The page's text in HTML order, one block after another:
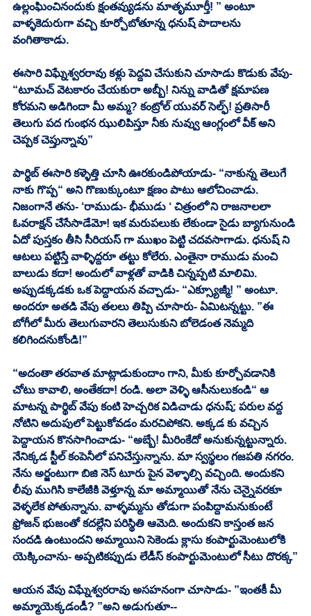
ఉల్లంఘించినందుకు క్షంతవ్యుడను మాతృమూర్తీ! ” అంటూ
వాళ్ళకెదురుగా వచ్చి కూర్చోబోతూన్న ధనుష్ పాదాలను
వంగితాకాడు.
ఈసారి విఘ్నేశ్వరరావు కళ్లు పెద్దవి చేసుకుని చూసాడు కొడుకు వేపు-
“టూమచ్ వెటకారం చేయకురా అబ్బీ! నిన్ను వాడితో క్షమాపణ
కోరమని అడిగిందా మీ అమ్మ? కంట్రోల్ యువర్ సెల్ఫ్! ప్రతిసారీ
తెలుగు పద గుంభన ఝులిపిస్తూ నీకు నువ్వు ఆంగ్లంలో వీక్ అని
చెప్పక చెప్తున్నావు”
పార్థిబ్ ఈసారి కళ్ళెత్తి చూసి ఊరకుండిపోయాడు- “నాకున్న తెలుగే
నాకు గొప్ప“ అని గొణుక్కుంటూ క్షణం పాటు ఆలోచించాడు.
నిజంగానే తను- ‘రాముడు- భీముడు ‘ చిత్రంలో’ని రాజనాలలా
ఓవరాక్షన్ చేసేసాడేమో! ఇక మరుపలుకు లేకుండా సైడు బ్యాగునుండి
ఏదో పుస్తకం తీసి సీరియస్ గా ముఖం పెట్టి చదవసాగాడు. ధనుష్ ని
ఆటలు పట్టిస్తే వాళ్ళిద్దరూ తట్టు కోలేరు. ఎంతైనా రాముడు మంచి
బాలుడు కదా! అందులో వాళ్లతో వాడికి చిన్నప్పటి మాలిమి.
అప్పుడక్కడకు ఒక పెద్దాయన వచ్చాడు- “ఎక్స్యూజ్మీ! ” అంటూ.
అందరూ అతడి వేపు తలలు తిప్పి చూసారు- ఏమిటన్నట్టు. ”ఈ
బోగీలో మీరు తెలుగువారని తెలుసుకుని బోలెడంత నెమ్మది
కలిగిందనుకోండి!”
“అదంతా తరవాత మాట్లాడుకుందాం గాని, మీకు కూర్చోవడానికి
చోటు కావాలి, అంతేకదా! రండి. అలా వెళ్ళి ఆసీనులుకండి“ ఆ
మాటన్న పార్థిబ్ వేపు కంటి హెచ్చరిక విడిచాడు ధనుష్; పరుల వద్ద
నోటిని అదుపులో పెట్టుకోవడం మరచిపోకని. అక్కడ కు వచ్చిన
పెద్దాయన కొనసాగించాడు- “అబ్బే! మీరింకేదో అనుకున్నట్టున్నారు.
నేనిక్కడ స్టీల్ కంపెనీలో పనిచేస్తున్నాను. మా స్వస్థలం గజపతి నగరం.
నేను అర్జంటుగా బిజి నెస్ టూరు పైన వెళ్ళాల్సి వచ్చింది. అందుకని
లీవు ముగిసి కాలేజీకి వెళ్తూన్న మా అమ్మాయితో నేను చెన్నైవరకూ
వెళ్ళలేక పోతున్నాను. వాళ్ళమ్మను తోడుగా పంపిద్దామనుకుంటే
ఫ్రోజన్ భుజంతో కదల్లేని పరిస్థితి ఆమెది. అందుకని కాస్తంత జన
సందడి ఉంటుందని అమ్మాయిని సెకెండు క్లాసు కంపార్టుమెంటులోకి
యెక్కించాను- అప్పటికప్పుడు లేడీస్ కంపార్టుమెంటులో సీటు దొరక్క”
ఆయన వేపు విఘ్నేశ్వరరావు అసహనంగా చూసాడు- ”ఇంతకీ మీ
అమ్మాయెక్కడండీ? ”అని అడుగుతూ--